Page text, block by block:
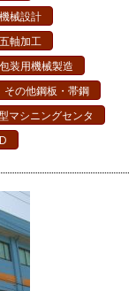
械設計
軸加工
包装用機械製造
その他鋼板・帯鋼
マシニングセンタ